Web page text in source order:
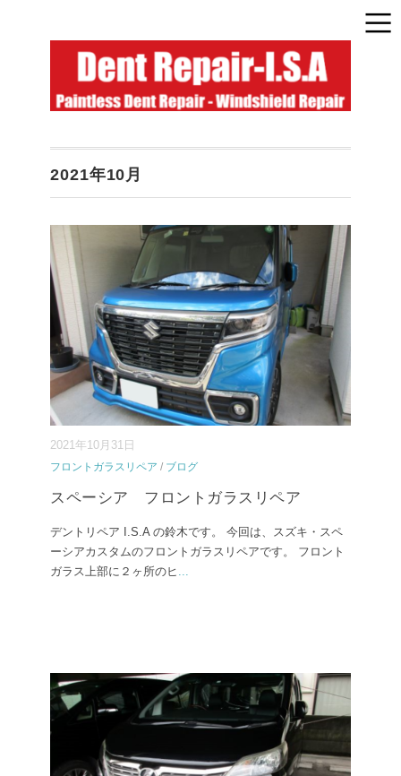
2021年10月
2021年10月31日
フロントガラスリペア / ブログ
スペーシア フロントガラスリペア
デントリペア I.S.A の鈴木です。 今回は、スズキ・スペ
ーシアカスタムのフロントガラスリペアです。 フロント
ガラス上部に２ヶ所のヒ ...